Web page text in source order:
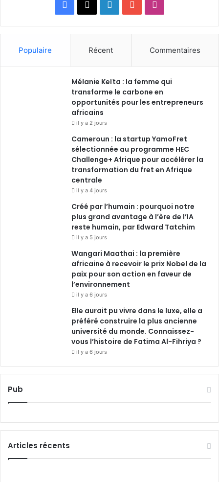
Facebook
X LinkedinYouTube
Populaire Récent Commentaires
Mélanie Keïta : la femme qui
transforme le carbone en
opportunités pour les entrepreneurs
africains
il y a 2 jours
Cameroun : la startup YamoFret
sélectionnée au programme HEC
Challenge+ Afrique pour accélérer la
transformation du fret en Afrique
centrale
il y a 4 jours
Créé par l’humain : pourquoi notre
plus grand avantage à l’ère de l’IA
reste humain, par Edward Tatchim
il y a 5 jours
Wangari Maathai : la première
africaine à recevoir le prix Nobel de la
paix pour son action en faveur de
l’environnement
il y a 6 jours
Elle aurait pu vivre dans le luxe, elle a
préféré construire la plus ancienne
université du monde. Connaissez-
vous l’histoire de Fatima Al-Fihriya ?
il y a 6 jours
Pub
Articles récents